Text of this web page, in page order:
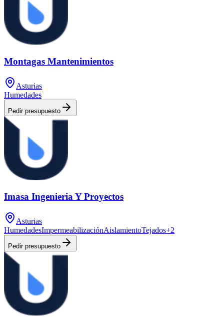
Montagas Mantenimientos
Asturias
Humedades
Pedir presupuesto
Imasa Ingenieria Y Proyectos
Asturias
HumedadesImpermeabilizaciónAislamientoTejados+2
Pedir presupuesto